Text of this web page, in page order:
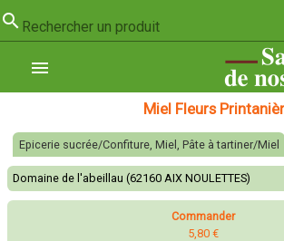
search Rechercher un produit
menu
Miel Fleurs
Epicerie sucrée/Confiture, Miel, Pâte à tartiner/Miel
Domaine de l'abeillau (62160 AIX NOULETTES)
Commander
5,80 €